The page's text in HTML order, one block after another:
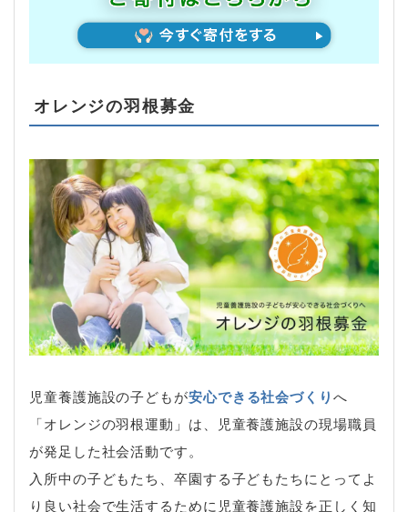
オレンジの羽根募金
児童養護施設の子どもが安心できる社会づくりへ
「オレンジの羽根運動」は、児童養護施設の現場職員
が発足した社会活動です。
入所中の子どもたち、卒園する子どもたちにとってよ
り良い社会で生活するために児童養護施設を正しく知